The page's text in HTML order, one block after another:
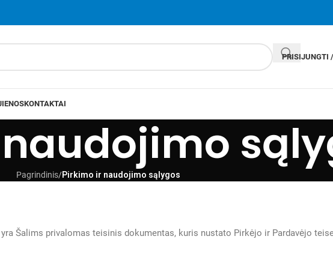
PRISIJUNGTI
KONTAKTAI
Pagrindinis/Pirkimo ir naudojimo sąlygos
Šalims privalomas teisinis dokumentas, kuris nustato Pirkėjo ir Pardavėjo